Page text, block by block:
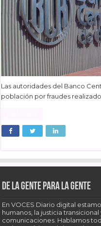
Las autoridades del Banco
población por fraudes
De la gente para la gente
En VOCES Diario digital
humanos, la justicia
comunicaciones. Hablamos